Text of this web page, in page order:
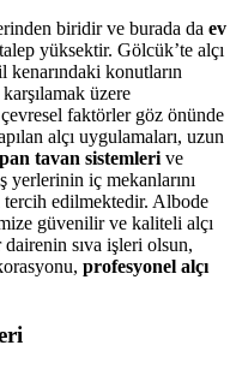
biridir ve burada da ev
yüksektir. Gölcük’te alçı
kenarındaki konutların
üzere
faktörler göz önünde
alçı uygulamaları, uzun
tavan sistemleri ve
yerlerinin iç mekanlarını
tercih edilmektedir. Albode
güvenilir ve kaliteli alçı
sıva işleri olsun,
profesyonel alçı